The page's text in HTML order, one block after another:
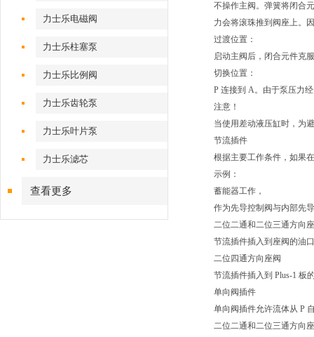
力士乐电磁阀
力士乐柱塞泵
力士乐比例阀
力士乐齿轮泵
力士乐叶片泵
力士乐滤芯
查看更多
不操作主阀。弹簧将闭合
力会将滚珠推到阀座上。
过渡位置：
启动主阀后，闭合元件克
切换位置：
P 连接到 A。由于泵压力
注意！
当使用差动液压缸时，为
节流插件
根据主要工作条件，如果
示例：
蓄能器工作，
作为先导控制阀与内部先
二位二通和二位三通方向
节流插件插入到座阀的油
二位四通方向座阀
节流插件插入到 Plus-1 板
单向阀插件
单向阀插件允许流体从 P
二位二通和二位三通方向